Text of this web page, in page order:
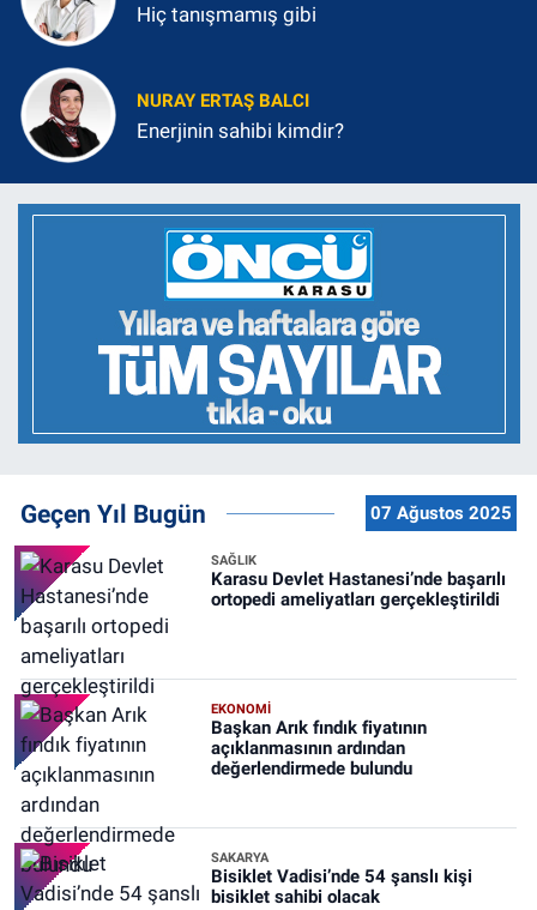
Hiç tanışmamış gibi
NURAY ERTAŞ BALCI
Enerjinin sahibi kimdir?
Geçen Yıl Bugün 07 Ağustos 2025
SAĞLIK
Karasu Devlet Hastanesi’nde başarılı
ortopedi ameliyatları gerçekleştirildi
EKONOMİ
Başkan Arık fındık fiyatının
açıklanmasının ardından
değerlendirmede bulundu
SAKARYA
Bisiklet Vadisi’nde 54 şanslı kişi
bisiklet sahibi olacak